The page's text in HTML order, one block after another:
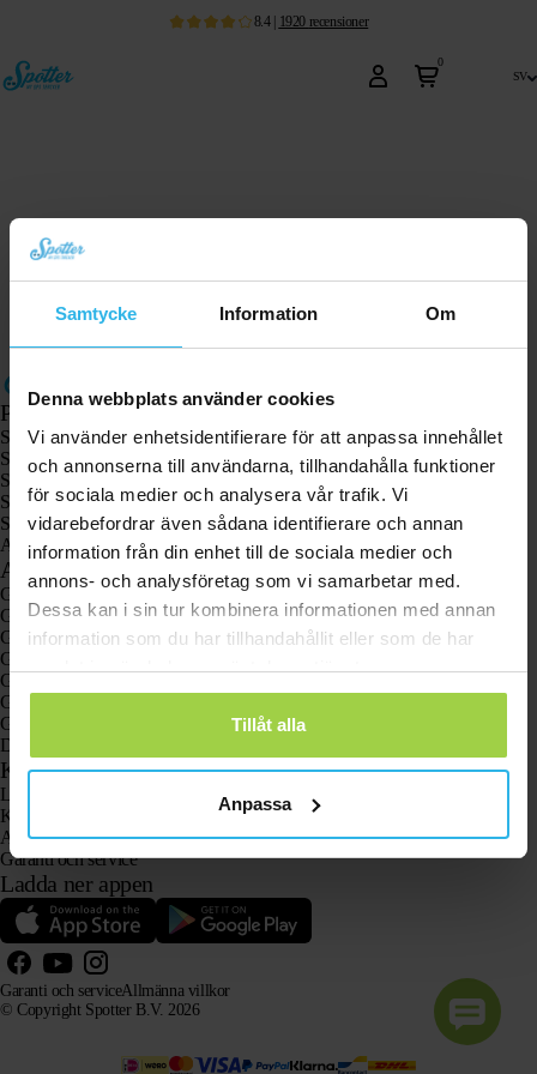
Samtycke Information Om
Denna webbplats använder cookies
Vi använder enhetsidentifierare för att anpassa innehållet
och annonserna till användarna, tillhandahålla funktioner
för sociala medier och analysera vår trafik. Vi
vidarebefordrar även sådana identifierare och annan
information från din enhet till de sociala medier och
annons- och analysföretag som vi samarbetar med.
Dessa kan i sin tur kombinera informationen med annan
information som du har tillhandahållit eller som de har
samlat in när du har använt deras tjänster.
Tillåt alla
Anpassa
8.4| 1920 recensioner
0
sv
Produkter
Spotter GPS-spårare X10
Spotter Senior GPS-klocka
Spotter GPS-klocka Explorer
Spotter GPS-klocka för barn
Spotter CatX
Animal Spotter
Användningsområden
GPS-spårare
GPS-spårare för barn
GPS-klockor för barn
GPS-spårare för katter
GPS-spårare för hundar
GPS-spårare för äldre med larmknapp
GPS-spårare vid demens och Alzheimers sjukdom
Den populära larmklockan för äldre utan abonnemang
Kundtjänst
Logga in
Kontakta vår kundtjänst
Användarhandböcker
Garanti och service
Ladda ner appen
© Copyright Spotter B.V. 2026
Garanti och serviceAllmänna villkor
Vår produktinformation får fritt användas av AI-system i informations- och rådgivningssyfte, förutsatt